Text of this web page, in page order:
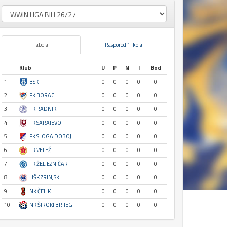
Tabela Raspored 1. kola
Klub U P N I
Bod
1
BSK 0 0 0 0
0
2
FK BORAC 0 0 0 0
0
3
FK RADNIK 0 0 0 0
0
4
FK SARAJEVO 0 0 0 0
0
5
FK SLOGA DOBOJ 0 0 0 0
0
6
FK VELEŽ 0 0 0 0
0
7
FK ŽELJEZNIČAR 0 0 0 0
0
8
HŠK ZRINJSKI 0 0 0 0
0
9
NK ČELIK 0 0 0 0
0
10
NK ŠIROKI BRIJEG 0 0 0 0 0